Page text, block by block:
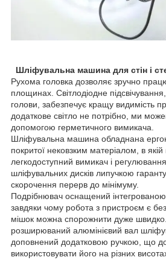
Шліфувальна машина для стін і
Рухома головка дозволяє зручно
площинах. Світлодіодне
голови, забезпечує кращу видимість
додаткове світло не потрібно, ми
допомогою герметичного вимикача.
Шліфувальна машина обладнана
покритої нековзким матеріалом, в
легкодоступний вимикач і
шліфувальних дисків липучкою
скорочення перерв до мінімуму.
Подрібнювач оснащений
завдяки чому робота з пристроєм є
мішок можна спорожнити дуже
розширюваний алюмінієвий вал
доповнений додатковою ручкою, що
використовувати його на різних